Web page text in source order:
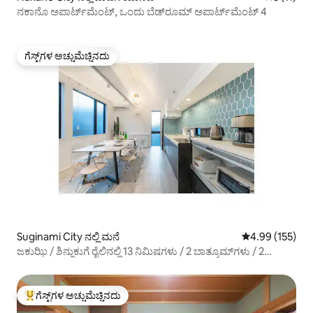
ನಕಾನೊ ಅಪಾರ್ಟ್‌ಮೆಂಟ್, ಒಂದು ಬೆಡ್‌ರೂಮ್ ಅಪಾರ್ಟ್‌ಮೆಂಟ್ 4
ಗೆಸ್ಟ್‌ಗಳ ಅಚ್ಚುಮೆಚ್ಚಿನದು
ಗೆಸ್ಟ್‌ಗಳ ಅಚ್ಚುಮೆಚ್ಚಿನದು
Suginami City ನಲ್ಲಿ ಮನೆ 5 ರಲ್ಲಿ 4.99
4.99 (155)
ಜಕುಝಿ / ಶಿನ್ಜುಕುಗೆ ರೈಲಿನಲ್ಲಿ 13 ನಿಮಿಷಗಳು / 2 ಬಾತ್ರೂಮ್‌ಗಳು / 2
ನಡಿಗೆ / 145 ಚದರ ಮೀಟರ್
ಗೆಸ್ಟ್‌ಗಳಿಗೆ ಅತಿ ಹೆಚ್ಚು ಅಚ್ಚುಮೆಚ್ಚಿನದು
ಗೆಸ್ಟ್‌ಗಳ ಅಚ್ಚುಮೆಚ್ಚಿನದು